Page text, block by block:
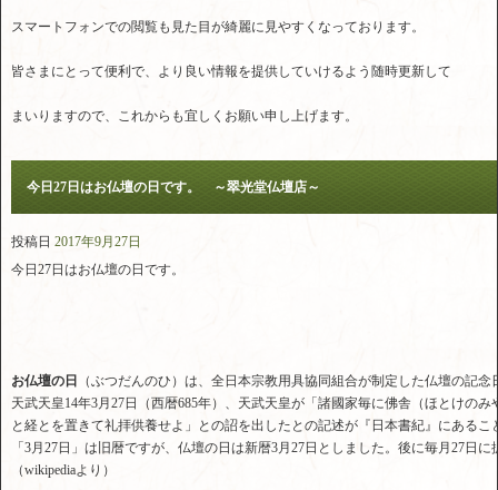
スマートフォンでの閲覧も見た目が綺麗に見やすくなっております。
皆さまにとって便利で、より良い情報を提供していけるよう随時更新して
まいりますので、これからも宜しくお願い申し上げます。
今日27日はお仏壇の日です。 ～翠光堂仏壇店～
投稿日 2017年9月27日
今日27日はお仏壇の日です。
お仏壇の日
（ぶつだんのひ）は、全日本宗教用具協同組合が制定した仏壇の記念
天武天皇14年3月27日（西暦685年）、天武天皇が「諸國家毎に佛舎（ほとけの
と経とを置きて礼拝供養せよ」との詔を出したとの記述が『日本書紀』にあるこ
「3月27日」は旧暦ですが、仏壇の日は新暦3月27日としました。後に毎月27日
（wikipediaより）